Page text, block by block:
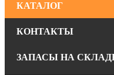
КАТАЛОГ
КОНТАКТЫ
ЗАПАСЫ НА